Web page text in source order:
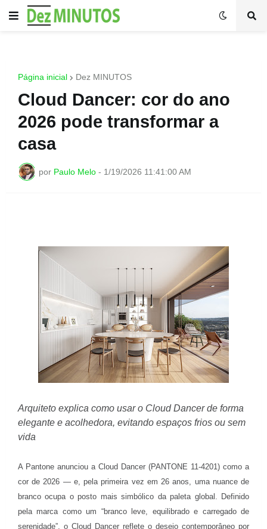
Página inicial Dez MINUTOS
Cloud Dancer: cor do ano
2026 pode transformar a
casa
por Paulo Melo - 1/19/2026 11:41:00 AM
Arquiteto explica como usar o Cloud Dancer de forma
elegante e acolhedora, evitando espaços frios ou sem
vida
A Pantone anunciou a Cloud Dancer (PANTONE 11-4201) como a
cor de 2026 — e, pela primeira vez em 26 anos, uma nuance de
branco ocupa o posto mais simbólico da paleta global. Definido
pela marca como um “branco leve, equilibrado e carregado de
serenidade”, o Cloud Dancer reflete o desejo contemporâneo por